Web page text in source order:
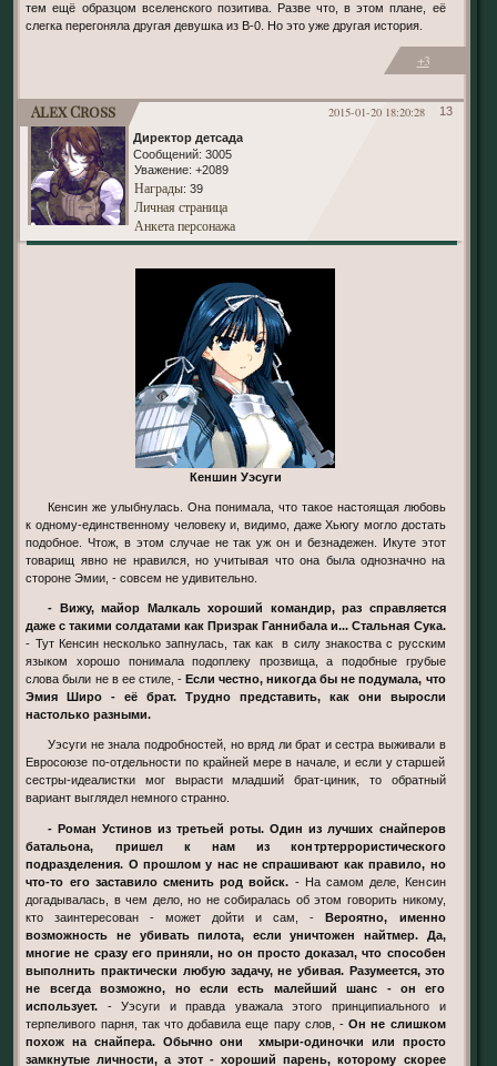
тем ещё образцом вселенского позитива. Разве что, в этом плане, её
слегка перегоняла другая девушка из В-0. Но это уже другая история.
+3
13
2015-01-20 18:20:28
Alex Cross
Директор детсада
Сообщений: 3005
Уважение: +2089
Награды: 39
Личная страница
Анкета персонажа
Кеншин Уэсуги
Кенсин же улыбнулась. Она понимала, что такое настоящая любовь
к одному-единственному человеку и, видимо, даже Хьюгу могло достать
подобное. Чтож, в этом случае не так уж он и безнадежен. Икуте этот
товарищ явно не нравился, но учитывая что она была однозначно на
стороне Эмии, - совсем не удивительно.
- Вижу, майор Малкаль хороший командир, раз справляется
даже с такими солдатами как Призрак Ганнибала и... Стальная Сука.
- Тут Кенсин несколько запнулась, так как в силу знакоства с русским
языком хорошо понимала подоплеку прозвища, а подобные грубые
слова были не в ее стиле, - Если честно, никогда бы не подумала, что
Эмия Широ - её брат. Трудно представить, как они выросли
настолько разными.
Уэсуги не знала подробностей, но вряд ли брат и сестра выживали в
Евросоюзе по-отдельности по крайней мере в начале, и если у старшей
сестры-идеалистки мог вырасти младший брат-циник, то обратный
вариант выглядел немного странно.
- Роман Устинов из третьей роты. Один из лучших снайперов
батальона, пришел к нам из контртеррористического
подразделения. О прошлом у нас не спрашивают как правило, но
что-то его заставило сменить род войск. - На самом деле, Кенсин
догадывалась, в чем дело, но не собиралась об этом говорить никому,
кто заинтересован - может дойти и сам, -Вероятно, именно
возможность не убивать пилота, если уничтожен найтмер. Да,
многие не сразу его приняли, но он просто доказал, что способен
выполнить практически любую задачу, не убивая. Разумеется, это
не всегда возможно, но если есть малейший шанс - он его
использует. - Уэсуги и правда уважала этого принципиального и
терпеливого парня, так что добавила еще пару слов, -Он не слишком
похож на снайпера. Обычно они хмыри-одиночки или просто
замкнутые личности, а этот - хороший парень, которому скорее